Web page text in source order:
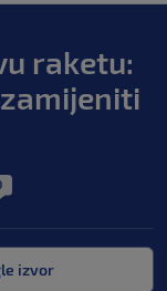
raketu:
izvor